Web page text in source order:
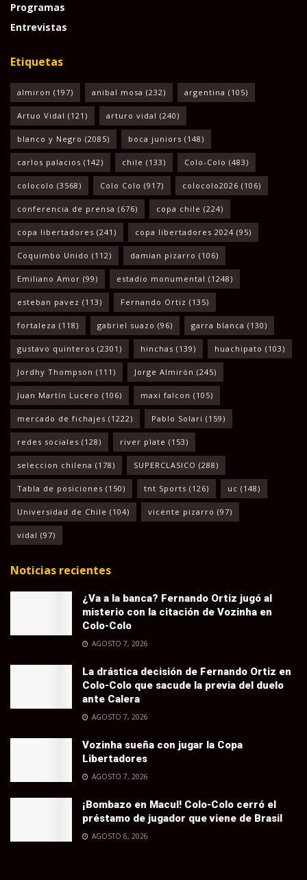
Programas
Entrevistas
Etiquetas
almiron (197) anibal mosa (232) argentina (105)
Artuo Vidal (121) arturo vidal (240)
blanco y Negro (2085) boca juniors (148)
carlos palacios (142) chile (133) Colo-Colo (483)
colocolo (3568) Colo Colo (917) colocolo2026 (106)
conferencia de prensa (676) copa chile (224)
copa libertadores (241) copa libertadores 2024 (95)
Coquimbo Unido (112) damian pizarro (106)
Emiliano Amor (99) estadio monumental (1248)
esteban pavez (113) Fernando Ortiz (135)
fortaleza (118) gabriel suazo (96) garra blanca (130)
gustavo quinteros (2301) hinchas (139) huachipato (103)
Jordhy Thompson (111) Jorge Almirón (245)
Juan Martín Lucero (106) maxi falcon (105)
mercado de fichajes (1222) Pablo Solari (159)
redes sociales (128) river plate (153)
seleccion chilena (178) SUPERCLASICO (288)
Tabla de posiciones (150) tnt Sports (126) uc (148)
Universidad de Chile (104) vicente pizarro (97)
vidal (97)
Noticias recientes
¿Va a la banca? Fernando Ortiz jugó al
misterio con la citación de Vozinha en
Colo-Colo
AGOSTO 7, 2026
La drástica decisión de Fernando Ortiz en
Colo-Colo que sacude la previa del duelo
ante Calera
AGOSTO 7, 2026
Vozinha sueña con jugar la Copa
Libertadores
AGOSTO 7, 2026
¡Bombazo en Macul! Colo-Colo cerró el
préstamo de jugador que viene de Brasil
AGOSTO 6, 2026